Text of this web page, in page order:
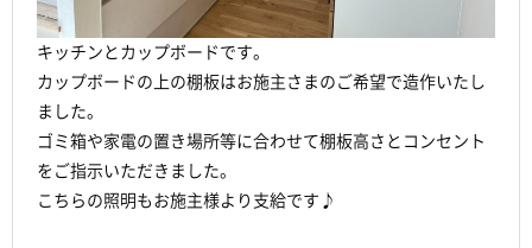
キッチンとカップボードです。
カップボードの上の棚板はお施主さまのご希望で造作いたし
ました。
ゴミ箱や家電の置き場所等に合わせて棚板高さとコンセント
をご指示いただきました。
こちらの照明もお施主様より支給です♪